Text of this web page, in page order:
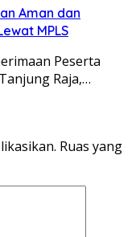
Aman dan
MPLS
Peserta
Raja,…
Ruas yang